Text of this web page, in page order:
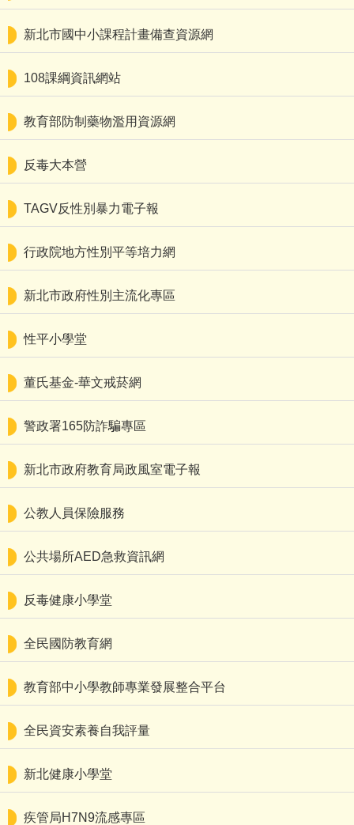
新北市國中小課程計畫備查資源網
108課綱資訊網站
教育部防制藥物濫用資源網
反毒大本營
TAGV反性別暴力電子報
行政院地方性別平等培力網
新北市政府性別主流化專區
性平小學堂
董氏基金-華文戒菸網
警政署165防詐騙專區
新北市政府教育局政風室電子報
公教人員保險服務
公共場所AED急救資訊網
反毒健康小學堂
全民國防教育網
教育部中小學教師專業發展整合平台
全民資安素養自我評量
新北健康小學堂
疾管局H7N9流感專區